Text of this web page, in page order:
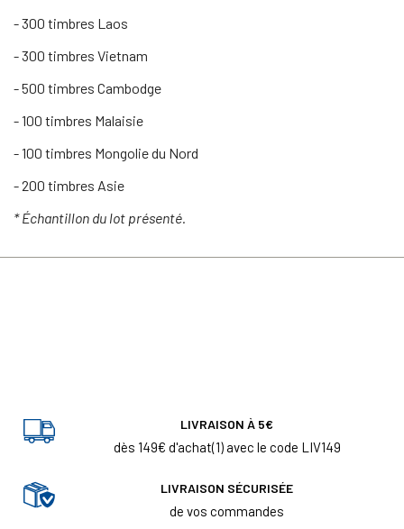
- 300 timbres Laos
- 300 timbres Vietnam
- 500 timbres Cambodge
- 100 timbres Malaisie
- 100 timbres Mongolie du Nord
- 200 timbres Asie
* Échantillon du lot présenté.
LIVRAISON À 5€
dès 149€ d'achat(1) avec le code LIV149
LIVRAISON SÉCURISÉE
de vos commandes